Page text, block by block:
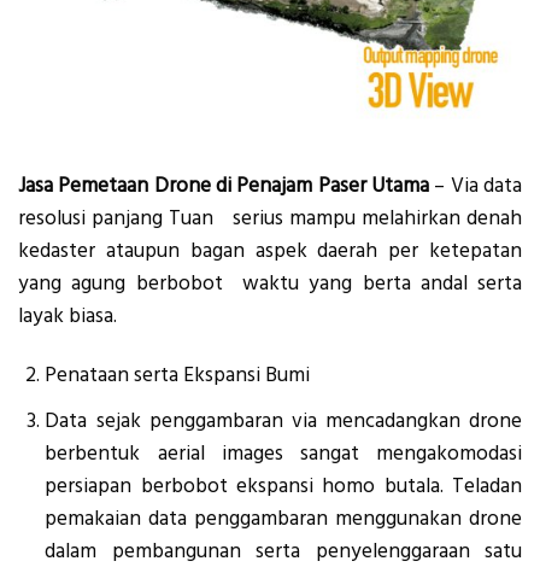
Jasa Pemetaan Drone di Penajam Paser Utama – Via data
resolusi panjang Tuan serius mampu melahirkan denah
kedaster ataupun bagan aspek daerah per ketepatan
yang agung berbobot waktu yang berta andal serta
layak biasa.
Penataan serta Ekspansi Bumi
Data sejak penggambaran via mencadangkan drone
berbentuk aerial images sangat mengakomodasi
persiapan berbobot ekspansi homo butala. Teladan
pemakaian data penggambaran menggunakan drone
dalam pembangunan serta penyelenggaraan satu